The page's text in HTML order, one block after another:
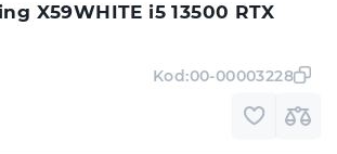
X59WHITE i5 13500 RTX
Kod:00-00003228